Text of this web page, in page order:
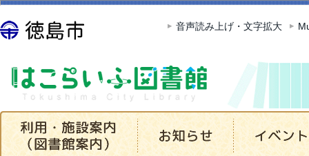
この
音声読み上げ・文字拡大